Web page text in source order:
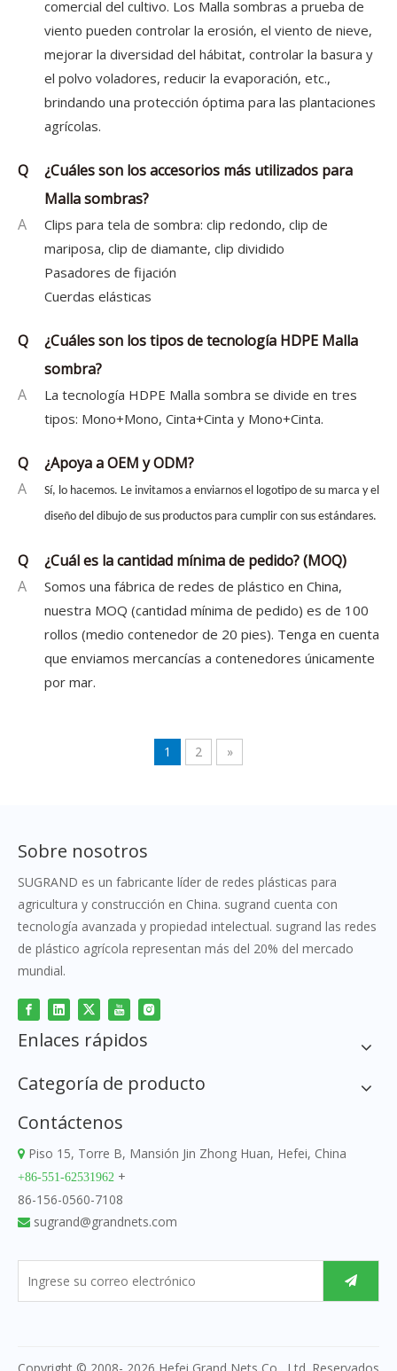
comercial del cultivo. Los Malla sombras a prueba de
viento pueden controlar la erosión, el viento de nieve,
mejorar la diversidad del hábitat, controlar la basura y
el polvo voladores, reducir la evaporación, etc.,
brindando una protección óptima para las plantaciones
agrícolas.
Q
¿Cuáles son los accesorios más utilizados para
Malla sombras?
A
Clips para tela de sombra: clip redondo, clip de
mariposa, clip de diamante, clip dividido
Pasadores de fijación
Cuerdas elásticas
Q
¿Cuáles son los tipos de tecnología HDPE Malla
sombra?
A
La tecnología HDPE Malla sombra se divide en tres
tipos: Mono+Mono, Cinta+Cinta y Mono+Cinta.
Q
¿Apoya a OEM y ODM?
A
Sí, lo hacemos. Le invitamos a enviarnos el logotipo de su marca y el
diseño del dibujo de sus productos para cumplir con sus estándares.
Q
¿Cuál es la cantidad mínima de pedido? (MOQ)
A
Somos una fábrica de redes de plástico en China,
nuestra MOQ (cantidad mínima de pedido) es de 100
rollos (medio contenedor de 20 pies). Tenga en cuenta
que enviamos mercancías a contenedores únicamente
por mar.
1 2 »
Sobre nosotros
SUGRAND es un fabricante líder de redes plásticas para
agricultura y construcción en China. sugrand cuenta con
tecnología avanzada y propiedad intelectual. sugrand las redes
de plástico agrícola representan más del 20% del mercado
mundial.
Enlaces rápidos
Categoría de producto
Contáctenos
 Piso 15, Torre B, Mansión Jin Zhong Huan, Hefei, China
+86-551-62531962 +
86-156-0560-7108
 sugrand@grandnets.com